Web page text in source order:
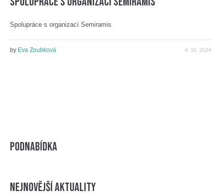
Spolupráce s organizací Semiramis
4. 10. 2024
by Eva Zoubková
Podnabídka
nejnovější aktuality